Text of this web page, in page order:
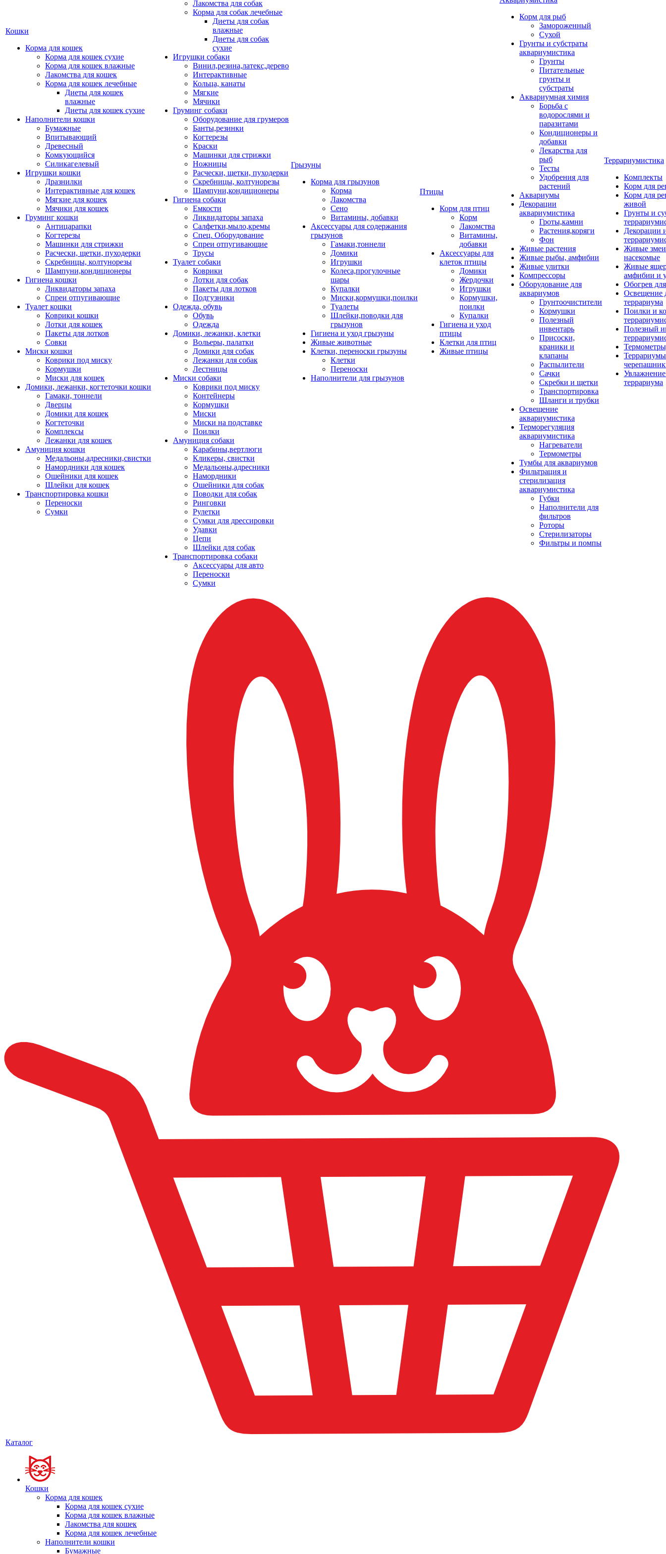
Кошки
Корма для кошек
Корма для кошек сухие
Корма для кошек влажные
Лакомства для кошек
Корма для кошек лечебные
Диеты для кошек
влажные
Диеты для кошек сухие
Наполнители кошки
Бумажные
Впитывающий
Древесный
Комкующийся
Силикагелевый
Игрушки кошки
Дразнилки
Интерактивные для кошек
Мягкие для кошек
Мячики для кошек
Груминг кошки
Антицарапки
Когтерезы
Машинки для стрижки
Расчески, щетки, пуходерки
Скребницы, колтунорезы
Шампуни,кондиционеры
Гигиена кошки
Ликвидаторы запаха
Спреи отпугивающие
Туалет кошки
Коврики кошки
Лотки для кошек
Пакеты для лотков
Совки
Миски кошки
Коврики под миску
Кормушки
Миски для кошек
Домики, лежанки, когтеточки кошки
Гамаки, тоннели
Дверцы
Домики для кошек
Когтеточки
Комплексы
Лежанки для кошек
Амуниция кошки
Медальоны,адресники,свистки
Намордники для кошек
Ошейники для кошек
Шлейки для кошек
Транспортировка кошки
Переноски
Сумки
Лакомства для собак
Корма для собак лечебные
Диеты для собак
влажные
Диеты для собак
сухие
Игрушки собаки
Винил,резина,латекс,дерево
Интерактивные
Кольца, канаты
Мягкие
Мячики
Груминг собаки
Оборудование для грумеров
Банты,резинки
Когтерезы
Краски
Машинки для стрижки
Ножницы
Расчески, щетки, пуходерки
Скребницы, колтунорезы
Шампуни,кондиционеры
Гигиена собаки
Емкости
Ликвидаторы запаха
Салфетки,мыло,кремы
Спец. Оборудование
Спреи отпугивающие
Трусы
Туалет собаки
Коврики
Лотки для собак
Пакеты для лотков
Подгузники
Одежда, обувь
Обувь
Одежда
Домики, лежанки, клетки
Вольеры, палатки
Домики для собак
Лежанки для собак
Лестницы
Миски собаки
Коврики под миску
Контейнеры
Кормушки
Миски
Миски на подставке
Поилки
Амуниция собаки
Карабины,вертлюги
Кликеры, свистки
Медальоны,адресники
Намордники
Ошейники для собак
Поводки для собак
Ринговки
Рулетки
Сумки для дрессировки
Удавки
Цепи
Шлейки для собак
Транспортировка собаки
Аксессуары для авто
Переноски
Сумки
Грызуны
Корма для грызунов
Корма
Лакомства
Сено
Витамины, добавки
Аксессуары для содержания
грызунов
Гамаки,тоннели
Домики
Игрушки
Колеса,прогулочные
шары
Купалки
Миски,кормушки,поилки
Туалеты
Шлейки,поводки для
грызунов
Гигиена и уход грызуны
Живые животные
Клетки, переноски грызуны
Клетки
Переноски
Наполнители для грызунов
Птицы
Корм для птиц
Корм
Лакомства
Витамины,
добавки
Аксессуары для
клеток птицы
Домики
Жердочки
Игрушки
Кормушки,
поилки
Купалки
Гигиена и уход
птицы
Клетки для птиц
Живые птицы
Корм для рыб
Замороженный
Сухой
Грунты и субстраты
аквариумистика
Грунты
Питательные
грунты и
субстраты
Аквариумная химия
Борьба с
водорослями и
паразитами
Кондиционеры и
добавки
Лекарства для
рыб
Тесты
Удобрения для
растений
Аквариумы
Декорации
аквариумистика
Гроты,камни
Растения,коряги
Фон
Живые растения
Живые рыбы, амфибии
Живые улитки
Компрессоры
Оборудование для
аквариумов
Грунтоочистители
Кормушки
Полезный
инвентарь
Присоски,
краники и
клапаны
Распылители
Сачки
Скребки и щетки
Транспортировка
Шланги и трубки
Освещение
аквариумистика
Терморегуляция
аквариумистика
Нагреватели
Термометры
Тумбы для аквариумов
Фильтрация и
стерилизация
аквариумистика
Губки
Наполнители для
фильтров
Роторы
Стерилизаторы
Фильтры и помпы
Террариумистика
Комплекты
Корм для
Корм для
живой
Грунты и
Декорации
Живые
насекомые
Живые
амфибии и
Обогрев
Освещение
террариума
Поилки и
Полезный
террариума
Каталог
Кошки
Корма для кошек
Корма для кошек сухие
Корма для кошек влажные
Лакомства для кошек
Корма для кошек лечебные
Наполнители кошки
Бумажные